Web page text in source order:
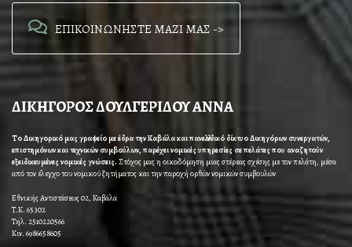
ΕΠΙΚΟΙΝΩΝΗΣΤΕ ΜΑΖΙ ΜΑΣ ->
ΔΙΚΗΓΟΡΟΣ ΔΟΥΛΓΕΡΙΔΟΥ ΑΝΝΑ
Το Δικηγορικό μας γραφείο με έδρα την Καβάλα και πανελλαδικό δίκτυο Δικηγόρων συνεργατών,
επιστημόνων και τεχνικών συμβούλων, παρέχει νομικές υπηρεσίες σε πελάτες που αναζητούν
εξειδικευμένες νομικές γνώσεις. Στόχος μας η οικοδόμηση μιας στέρεας σχέσης με τον πελάτη, μέσα
από τον έλεγχο του νομικού ζητήματος και την παροχή ορθών νομικών συμβουλών
Εθνικής Αντιστάσεως 02, Καβάλα
Τ.Κ. 65302
Τηλ. 2510220566
Κιν. 6986658605